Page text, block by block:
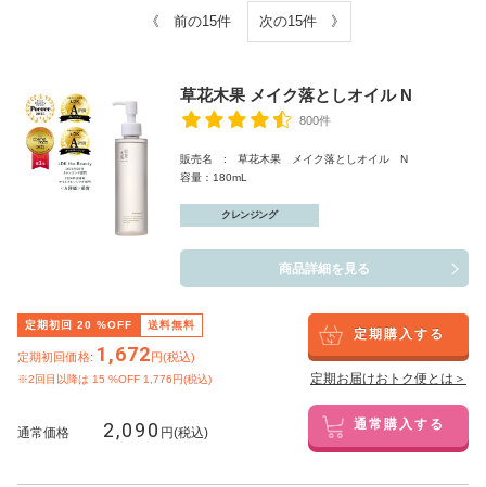
《 前の15件 次の15件 》
草花木果 メイク落としオイル N
800件
販売名 : 草花木果 メイク落としオイル N
容量：180mL
クレンジング
商品詳細を見る
定期初回 20 %OFF 送料無料
定期初回価格: 1,672円(税込)
※2回目以降は 15 %OFF 1,776円(税込)
定期購入する
定期お届けおトク便とは＞
通常価格 2,090 円(税込) 通常購入する